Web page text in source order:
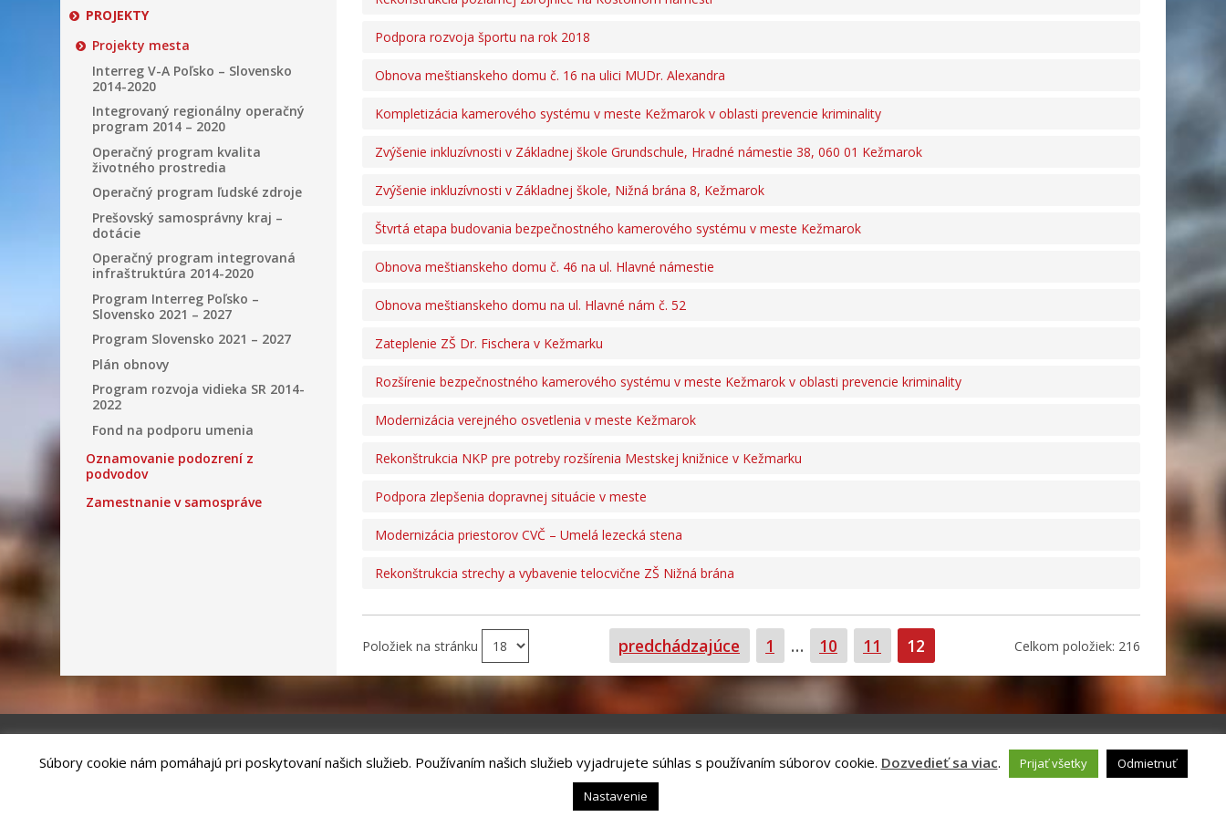
PROJEKTY
Projekty mesta
Interreg V-A Poľsko – Slovensko
2014-2020
Integrovaný regionálny operačný
program 2014 – 2020
Operačný program kvalita
životného prostredia
Operačný program ľudské zdroje
Prešovský samosprávny kraj –
dotácie
Operačný program integrovaná
infraštruktúra 2014-2020
Program Interreg Poľsko –
Slovensko 2021 – 2027
Program Slovensko 2021 – 2027
Plán obnovy
Program rozvoja vidieka SR 2014-
2022
Fond na podporu umenia
Oznamovanie podozrení z
podvodov
Zamestnanie v samospráve
Podpora rozvoja športu na rok 2018
Obnova meštianskeho domu č. 16 na ulici MUDr. Alexandra
Kompletizácia kamerového systému v meste Kežmarok v oblasti prevencie kriminality
Zvýšenie inkluzívnosti v Základnej škole Grundschule, Hradné námestie 38, 060 01 Kežmarok
Zvýšenie inkluzívnosti v Základnej škole, Nižná brána 8, Kežmarok
Štvrtá etapa budovania bezpečnostného kamerového systému v meste Kežmarok
Obnova meštianskeho domu č. 46 na ul. Hlavné námestie
Obnova meštianskeho domu na ul. Hlavné nám č. 52
Zateplenie ZŠ Dr. Fischera v Kežmarku
Rozšírenie bezpečnostného kamerového systému v meste Kežmarok v oblasti prevencie kriminality
Modernizácia verejného osvetlenia v meste Kežmarok
Rekonštrukcia NKP pre potreby rozšírenia Mestskej knižnice v Kežmarku
Podpora zlepšenia dopravnej situácie v meste
Modernizácia priestorov CVČ – Umelá lezecká stena
Rekonštrukcia strechy a vybavenie telocvične ZŠ Nižná brána
Položiek na stránku predchádzajúce Strana
1 … Strana
10 Strana
11 Strana
12 Celkom položiek: 216
Riešenie ANTIK SMART CITY
| Technický prevádzkovateľ – MVI Technology, s.r.o.
Súbory cookie nám pomáhajú pri poskytovaní našich služieb. Používaním našich služieb vyjadrujete súhlas s používaním súborov cookie. Dozvedieť sa viac. Prijať všetky
Odmietnuť
Nastavenie